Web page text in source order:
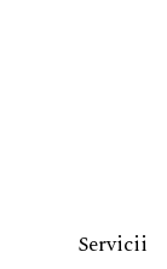
Servicii